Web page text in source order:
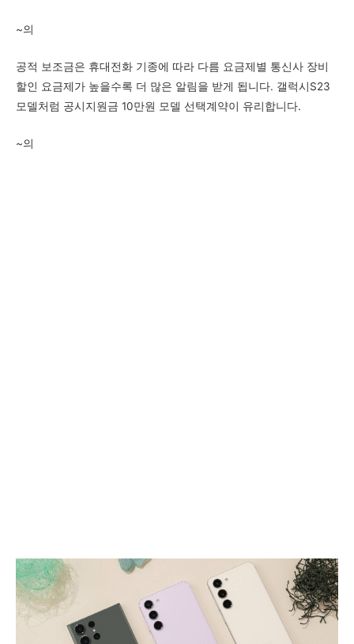
~의
공적 보조금은 휴대전화 기종에 따라 다름 요금제별 통신사 장비
할인 요금제가 높을수록 더 많은 알림을 받게 됩니다. 갤럭시S23
모델처럼 공시지원금 10만원 모델 선택계약이 유리합니다.
~의